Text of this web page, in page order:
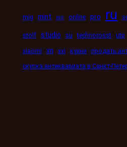
mig mint mir online pro ru
stolf studio su technorosst utp
xiaomi xn xxi кухни
продать
скупка антиквариата в Санкт-